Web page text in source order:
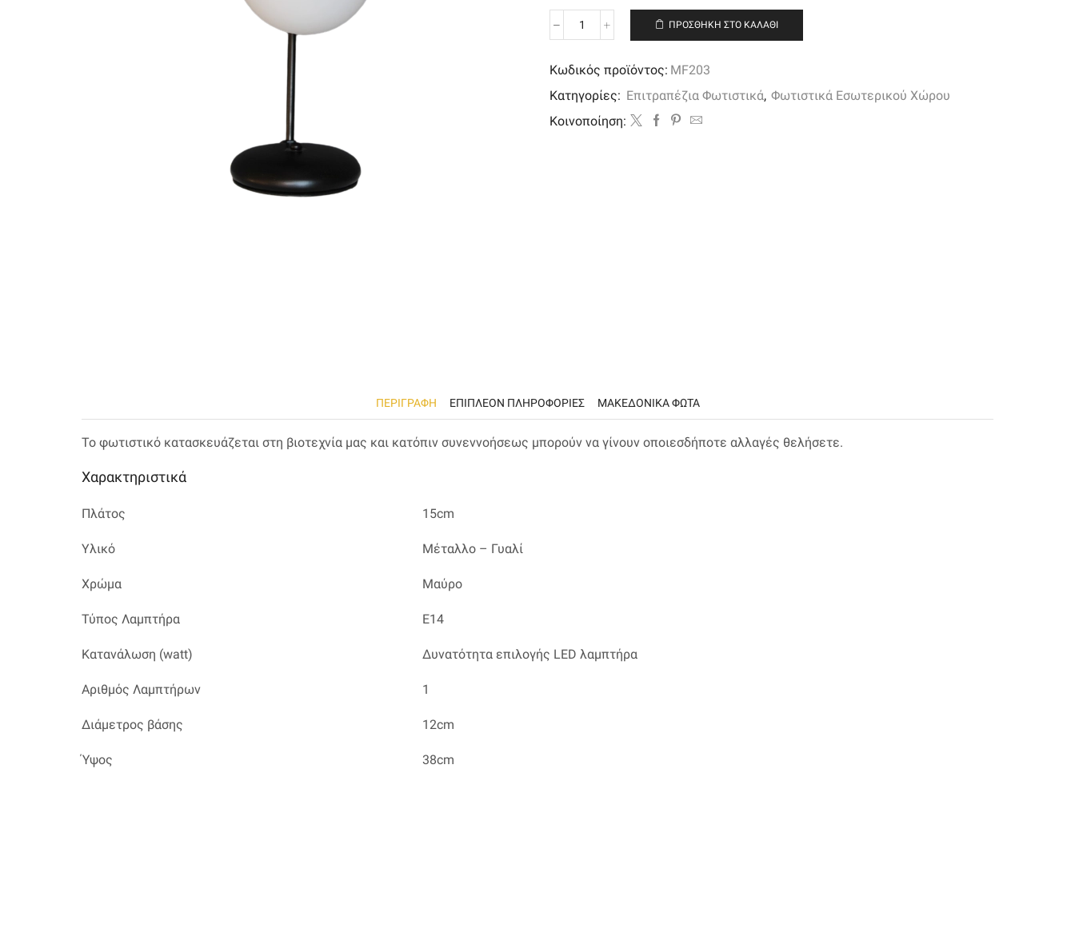
Μεταλλικό
με
γυαλί
οπάλ
ΠΡΟΣΘΉΚΗ ΣΤΟ ΚΑΛΆΘΙ
Κωδικός προϊόντος: MF203
Κατηγορίες: Επιτραπέζια Φωτιστικά, Φωτιστικά Εσωτερικού Χώρου
Kοινοποίηση:
ΠΕΡΙΓΡΑΦΉ ΕΠΙΠΛΈΟΝ ΠΛΗΡΟΦΟΡΊΕΣ ΜΑΚΕΔΟΝΙΚΑ ΦΩΤΑ
Το φωτιστικό κατασκευάζεται στη βιοτεχνία μας και κατόπιν συνεννοήσεως μπορούν να γίνουν οποιεσδήποτε αλλαγές θελήσετε.
Χαρακτηριστικά
Πλάτος 15cm
Υλικό Μέταλλο – Γυαλί
Χρώμα Μαύρο
Τύπος Λαμπτήρα Ε14
Κατανάλωση (watt) Δυνατότητα επιλογής LED λαμπτήρα
Αριθμός Λαμπτήρων 1
Διάμετρος βάσης 12cm
Ύψος 38cm